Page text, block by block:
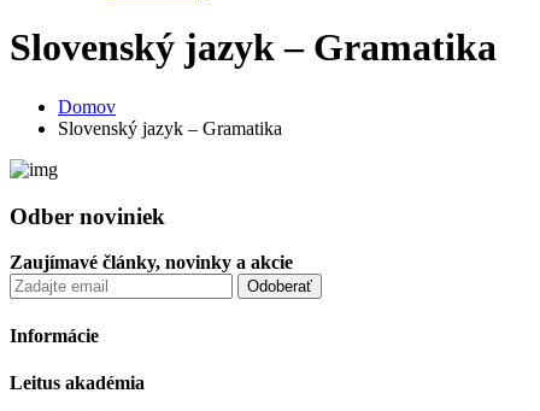
Slovenský jazyk – Gramatika
Domov
Slovenský jazyk – Gramatika
Odber noviniek
Zaujímavé články, novinky a akcie
Informácie
Leitus akadémia